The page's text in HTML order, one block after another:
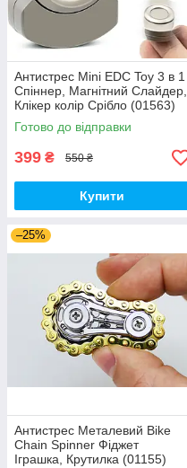
Антистрес Mini EDC Toy 3 в 1
Спіннер, Магнітний Слайдер,
Клікер колір Срібло (01563)
Готово до відправки
399 ₴ 550 ₴
Купити
–25%
Антистрес Металевий Bike
Chain Spinner Фіджет
Іграшка, Крутилка (01155)